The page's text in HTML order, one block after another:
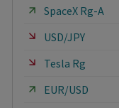
SpaceX Rg-A
USD/JPY
Tesla Rg
EUR/USD